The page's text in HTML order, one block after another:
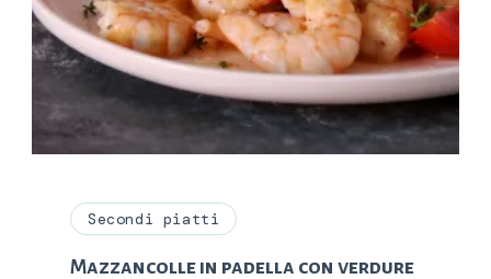
Secondi piatti
Mazzancolle in padella con verdure